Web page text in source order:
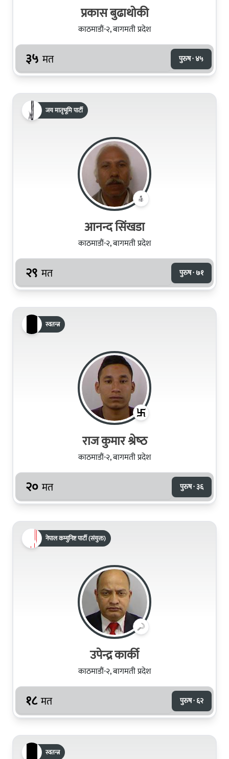
प्रकास बुढाथोकी
काठमाडौं-२, बागमती प्रदेश
३५ मत पुरुष · ४५
जय मातृभूमि पार्टी
आनन्द सिंखडा
काठमाडौं-२, बागमती प्रदेश
२९ मत पुरुष · ७१
स्वतन्त्र
राज कुमार श्रेष्‍ठ
काठमाडौं-२, बागमती प्रदेश
२० मत पुरुष · ३६
नेपाल कम्युनिष्ट पार्टी (संयुक्त)
उपेन्द्र कार्की
काठमाडौं-२, बागमती प्रदेश
१८ मत पुरुष · ६२
स्वतन्त्र